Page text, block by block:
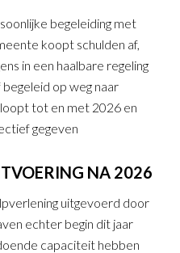
begeleiding met
koopt schulden af,
in een haalbare regeling
op weg naar
tot en met 2026 en
gegeven
NA 2026
uitgevoerd door
echter begin dit jaar
capaciteit hebben